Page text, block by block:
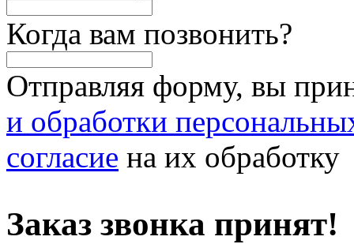
Когда вам позвонить?
Отправляя форму, вы
и обработки
согласие на их обработку
Заказ звонка принят!